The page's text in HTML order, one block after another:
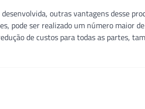
outras vantagens desse
pode ser realizado um número maior
de custos para todas as partes,